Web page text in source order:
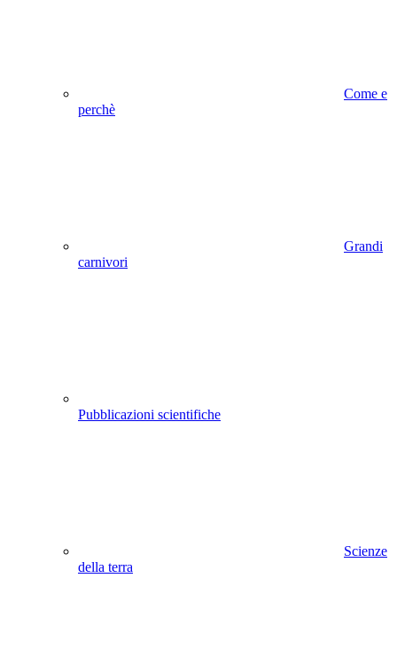
Come e
perchè
Grandi
carnivori
Pubblicazioni scientifiche
Scienze
della terra